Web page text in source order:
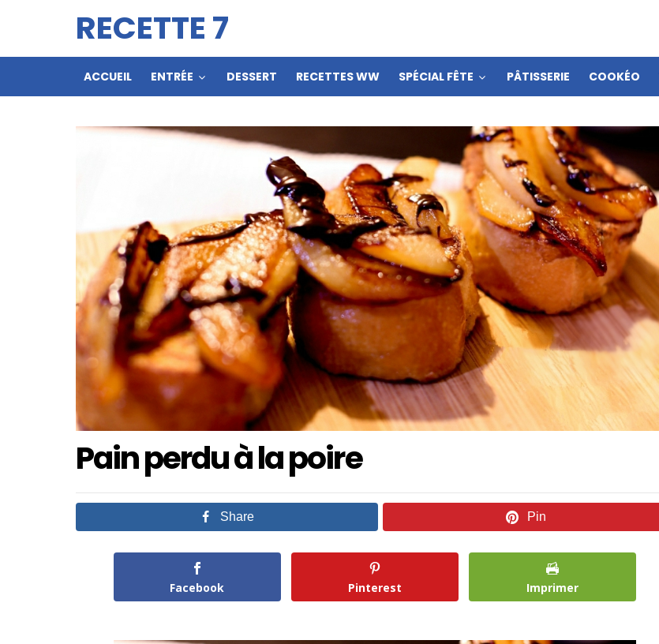
RECETTE 7
ACCUEIL ENTRÉE DESSERT RECETTES WW SPÉCIAL FÊTE PÂTISSERIE COOKÉO
Pain perdu à la poire
Share Pin
Facebook Pinterest Imprimer